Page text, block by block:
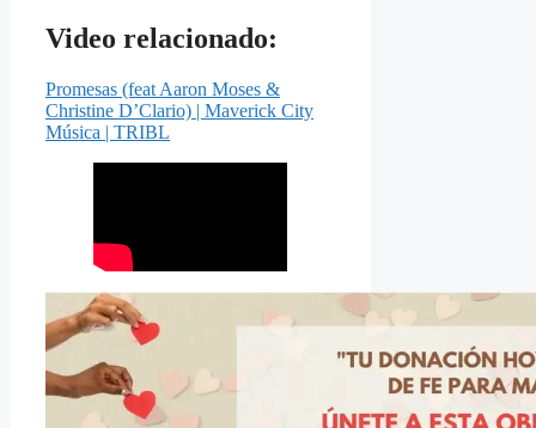
Video relacionado:
Promesas (feat Aaron Moses &
Christine D’Clario) | Maverick City
Música | TRIBL